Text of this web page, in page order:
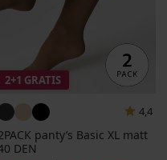
2+1 GRATIS
4,4
panty’s Basic XL matt
DEN